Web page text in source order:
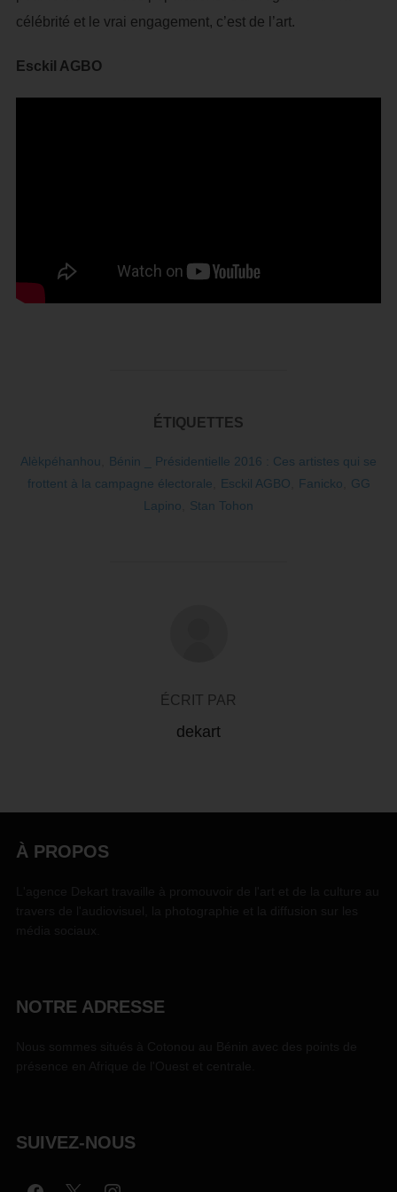
célébrité et le vrai engagement, c’est de l’art.
Esckil AGBO
ÉTIQUETTES
Alèkpéhanhou
Bénin _ Présidentielle 2016 : Ces artistes qui se
frottent à la campagne électorale
Esckil AGBO Fanicko
GG
Lapino
Stan Tohon
ÉCRIT PAR
dekart
À PROPOS
NOTRE ADRESSE
SUIVEZ-NOUS